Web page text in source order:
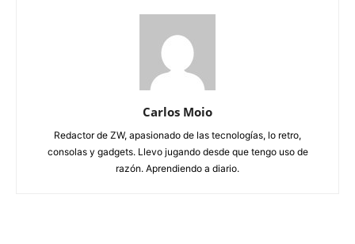
Carlos Moio
Redactor de ZW, apasionado de las tecnologías, lo retro,
consolas y gadgets. Llevo jugando desde que tengo uso de
razón. Aprendiendo a diario.